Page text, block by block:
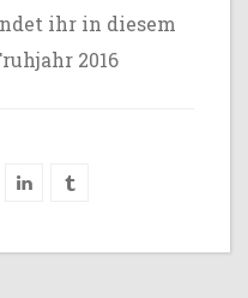
ihr in diesem
2016